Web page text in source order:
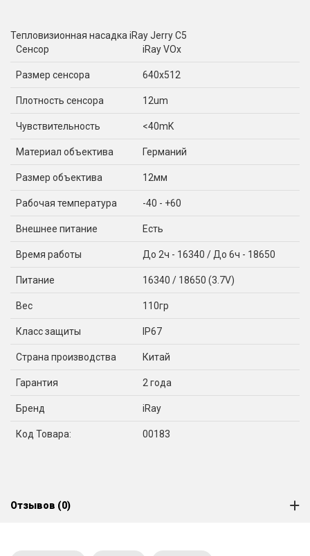
Тепловизионная насадка iRay Jerry C5
Сенсор
iRay VOx
Размер сенсора 640x512
Плотность сенсора 12um
Чувствительность <40mK
Материал объектива Германий
Размер объектива 12мм
Рабочая температура -40 - +60
Внешнее питание Есть
Время работы До 2ч - 16340 / До 6ч - 18650
Питание 16340 / 18650 (3.7V)
Вес 110гр
Класс защиты IP67
Страна производства Китай
Гарантия 2 года
Бренд iRay
Код Товара: 00183
Отзывов (0)